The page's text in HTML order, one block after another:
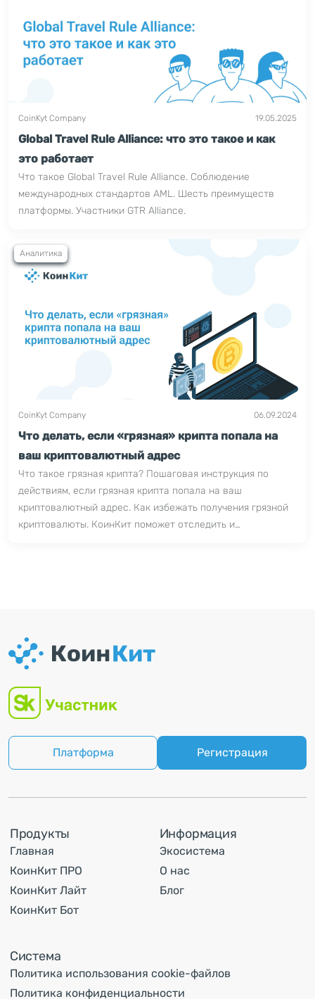
CoinKyt Company 19.05.2025
Global Travel Rule Alliance: что это такое и как
это работает
Что такое Global Travel Rule Alliance. Соблюдение
международных стандартов AML. Шесть преимуществ
платформы. Участники GTR Alliance.
Аналитика
CoinKyt Company 06.09.2024
Что делать, если «грязная» крипта попала на
ваш криптовалютный адрес
Что такое грязная крипта? Пошаговая инструкция по
действиям, если грязная крипта попала на ваш
криптовалютный адрес. Как избежать получения грязной
криптовалюты. КоинКит поможет отследить и
Платформа Регистрация
Продукты
Главная
КоинКит ПРО
КоинКит Лайт
КоинКит Бот
Информация
Экосистема
О нас
Блог
Система
Политика использования cookie-файлов
Политика конфиденциальности